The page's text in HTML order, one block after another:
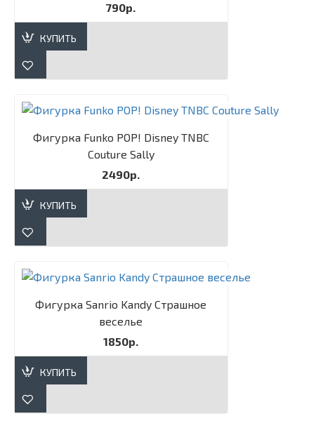
790р.
КУПИТЬ
Фигурка Funko POP! Disney TNBC
Couture Sally​
2490р.
КУПИТЬ
Фигурка Sanrio Kandy Страшное
веселье
1850р.
КУПИТЬ